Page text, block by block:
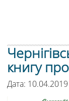
книгу
Дата: